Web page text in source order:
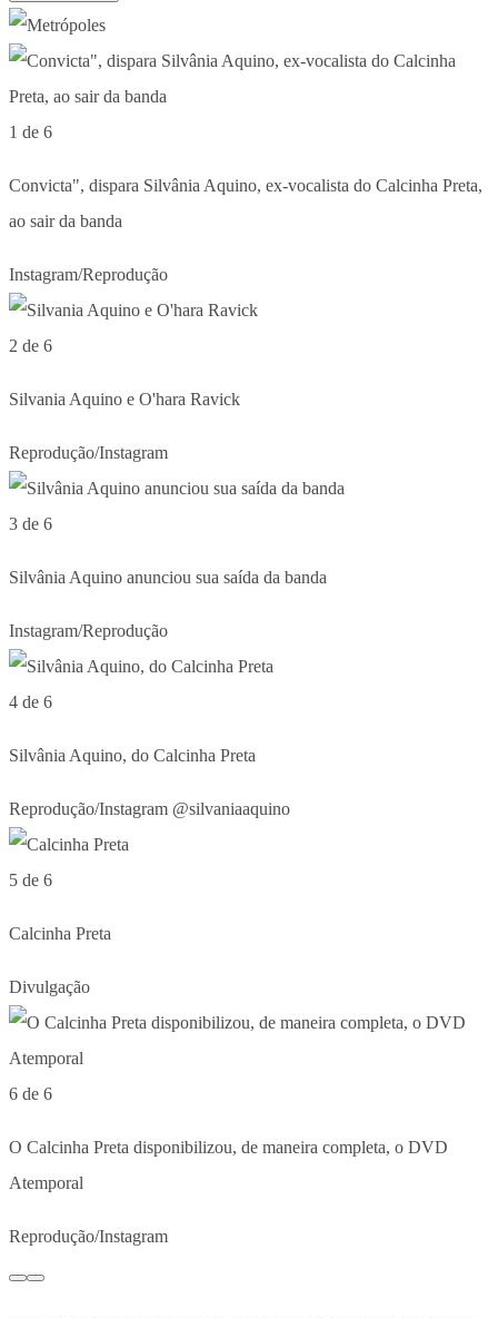
1 de 6
Convicta", dispara Silvânia Aquino, ex-vocalista do Calcinha Preta,
ao sair da banda
Instagram/Reprodução
2 de 6
Silvania Aquino e O'hara Ravick
Reprodução/Instagram
3 de 6
Silvânia Aquino anunciou sua saída da banda
Instagram/Reprodução
4 de 6
Silvânia Aquino, do Calcinha Preta
Reprodução/Instagram @silvaniaaquino
5 de 6
Calcinha Preta
Divulgação
6 de 6
O Calcinha Preta disponibilizou, de maneira completa, o DVD
Atemporal
Reprodução/Instagram